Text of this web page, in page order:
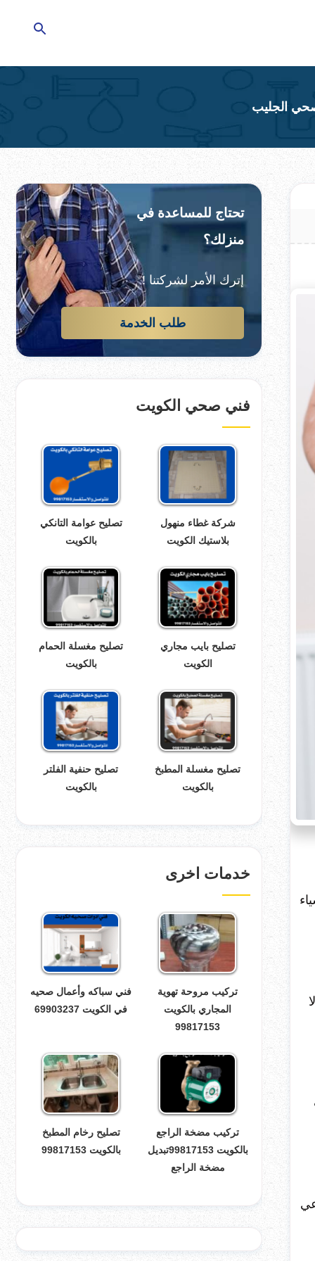
تحتاج للمساعدة في
منزلك؟
إترك الأمر لشركتنا !
طلب الخدمة
فني صحي الكويت
شركة غطاء منهول
بلاستيك الكويت
تصليح عوامة التانكي
بالكويت
تصليح بايب مجاري
الكويت
تصليح مغسلة الحمام
بالكويت
تصليح مغسلة المطبخ
بالكويت
تصليح حنفية الفلتر
بالكويت
خدمات اخرى
تركيب مروحة تهوية
المجاري بالكويت
99817153
فني سباكه وأعمال صحيه
في الكويت 69903237
تركيب مضخة الراجع
بالكويت 99817153تبديل
مضخة الراجع
تصليح رخام المطبخ
بالكويت 99817153